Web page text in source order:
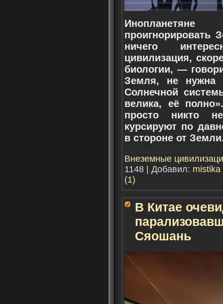
проигнорировать
ничего
цивилизация,
биологии, —
Земля, не нужна
Солнечной
велика, её
просто никто
курсируют по
в стороне от
Внеземные
1148 | Добавил: mistika
(1)
В Китае
Сяошань